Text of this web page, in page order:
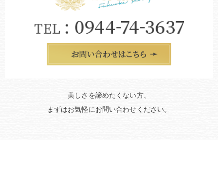
美しさを諦めたくない方、
まずはお気軽にお問い合わせください。